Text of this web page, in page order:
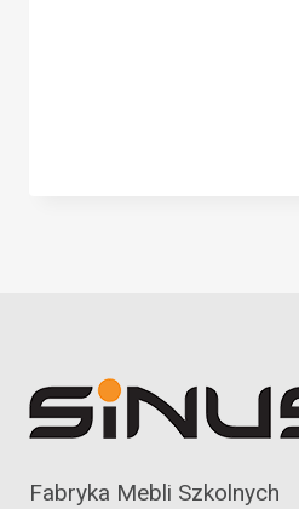
Fabryka Mebli Szkolnych